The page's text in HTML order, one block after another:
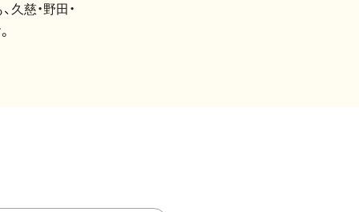
慈・野田・